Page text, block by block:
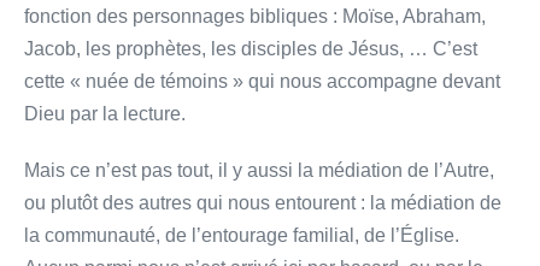
fonction des personnages bibliques : Moïse, Abraham,
Jacob, les prophètes, les disciples de Jésus, … C’est
cette « nuée de témoins » qui nous accompagne devant
Dieu par la lecture.
Mais ce n’est pas tout, il y aussi la médiation de l’Autre,
ou plutôt des autres qui nous entourent : la médiation de
la communauté, de l’entourage familial, de l’Église.